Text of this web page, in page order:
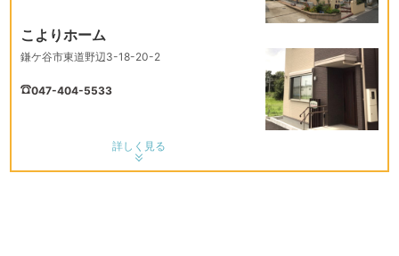
こよりホーム
鎌ケ谷市東道野辺3-18-20-2
047-404-5533
詳しく見る